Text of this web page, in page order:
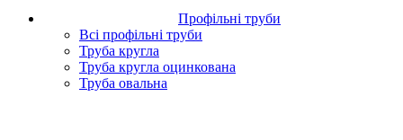
Профільні труби
Всі профільні труби
Труба кругла
Труба кругла оцинкована
Труба овальна